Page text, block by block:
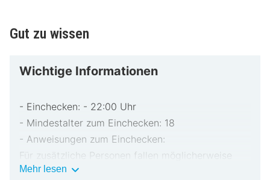
Gut zu wissen
Wichtige Informationen
- Einchecken: - 22:00 Uhr
- Mindestalter zum Einchecken: 18
- Anweisungen zum Einchecken:
Für zusätzliche Personen fallen möglicherweise
Gebühren an, die abhängig von den Bestimmungen
Mehr lesen Wichtige